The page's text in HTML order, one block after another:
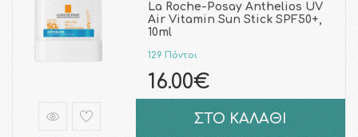
La Roche-Posay Anthelios UV
Air Vitamin Sun Stick SPF50+,
10ml
129 Πόντοι
16.00€
ΣΤΟ ΚΑΛΑΘΙ